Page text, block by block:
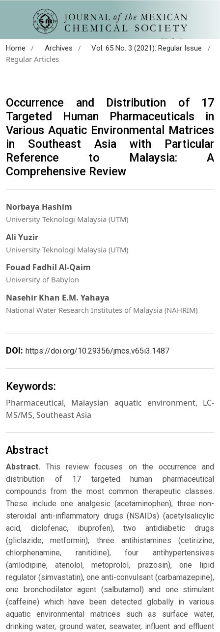
Home / Archives / Vol. 65 No. 3 (2021): Regular Issue
/
Regular Articles
Occurrence and Distribution of 17
Targeted Human Pharmaceuticals in
Various Aquatic Environmental Matrices
in Southeast Asia with Particular
Reference to Malaysia: A
Comprehensive Review
Norbaya Hashim
University Teknologi Malaysia (UTM)
Ali Yuzir
University Teknologi Malaysia (UTM)
Fouad Fadhil Al-Qaim
University of Babylon
Nasehir Khan E.M. Yahaya
National Water Research Institutes of Malaysia (NAHRIM)
DOI: https://doi.org/10.29356/jmcs.v65i3.1487
Keywords:
Pharmaceutical, Malaysian aquatic environment, LC-
MS/MS, Southeast Asia
Abstract
Abstract.This review focuses on the occurrence and
distribution of 17 targeted human pharmaceutical
compounds from the most common therapeutic classes.
These include one analgesic (acetaminophen), three non-
steroidal anti-inflammatory drugs (NSAIDs) (acetylsalicylic
acid, diclofenac, ibuprofen), two antidiabetic drugs
(gliclazide, metformin), three antihistamines (cetirizine,
chlorphenamine, ranitidine), four antihypertensives
(amlodipine, atenolol, metoprolol, prazosin), one lipid
regulator (simvastatin), one anti-convulsant (carbamazepine),
one bronchodilator agent (salbutamol) and one stimulant
(caffeine) which have been detected globally in various
aquatic environmental matrices such as surface water,
drinking water, ground water, seawater, influent and effluent